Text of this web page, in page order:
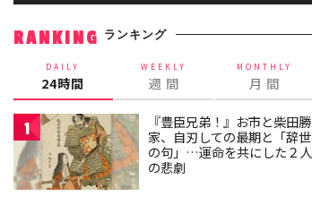
RANKING ランキング
DAILY
24時間
WEEKLY
週 間
MONTHLY
月 間
1
『豊臣兄弟！』お市と柴田勝
家、自刃しての最期と「辞世
の句」…運命を共にした２人
の悲劇